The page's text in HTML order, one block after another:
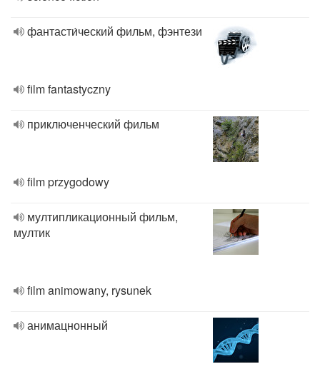
фантасти́ческий фильм, фэнтези
film fantastyczny
приключенческий фильм
film przygodowy
мултипликационный фильм,
мултик
film animowany, rysunek
анимацнонный